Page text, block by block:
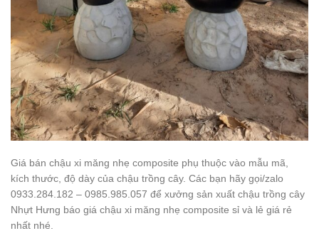
Giá bán chậu xi măng nhẹ composite phụ thuộc vào mẫu mã,
kích thước, độ dày của chậu trồng cây. Các bạn hãy gọi/zalo
0933.284.182 – 0985.985.057 để xưởng sản xuất chậu trồng cây
Nhựt Hưng báo giá chậu xi măng nhẹ composite sỉ và lẻ giá rẻ
nhất nhé.